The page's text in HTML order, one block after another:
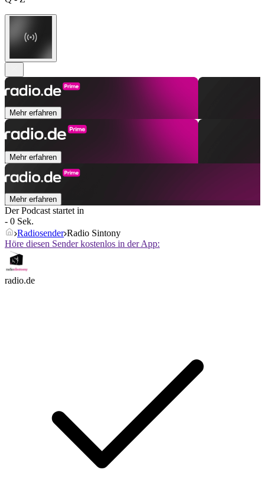
Mehr erfahren
Mehr erfahren
Mehr erfahren
Der Podcast startet in
- 0 Sek.
Radiosender Radio Sintony
Höre diesen Sender kostenlos in der App:
radio.de